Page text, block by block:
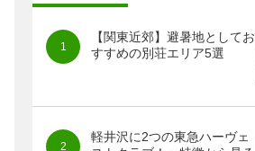
【関東近郊】避暑地としてお
すすめの別荘エリア5選
軽井沢に2つの東急ハーヴェ